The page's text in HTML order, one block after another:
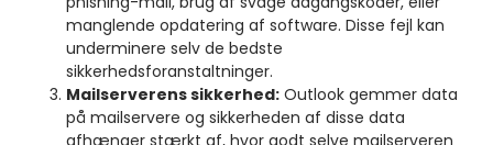
manglende opdatering af software. Disse fejl kan
underminere selv de bedste
sikkerhedsforanstaltninger.
Mailserverens sikkerhed: Outlook gemmer data
på mailservere og sikkerheden af disse data
afhænger stærkt af, hvor godt selve mailserveren